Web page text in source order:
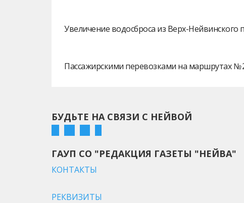
Увеличение водосброса из Верх-
Пассажирскими перевозками на маршрутах №
БУДЬТЕ НА СВЯЗИ С НЕЙВОЙ
ГАУП СО "РЕДАКЦИЯ ГАЗЕТЫ "НЕЙВА"
КОНТАКТЫ
РЕКВИЗИТЫ